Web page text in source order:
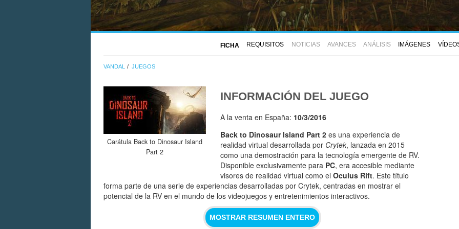
FICHA REQUISITOS NOTICIAS AVANCES ANÁLISIS IMÁGENES
VANDAL JUEGOS
Carátula Back to Dinosaur Island
Part 2
INFORMACIÓN DEL JUEGO
A la venta en España: 10/3/2016
Back to Dinosaur Island Part 2 es una experiencia de
realidad virtual desarrollada por Crytek, lanzada en 2015
como una demostración para la tecnología emergente de RV.
Disponible exclusivamente para PC, era accesible mediante
visores de realidad virtual como el Oculus Rift. Este título
forma parte de una serie de experiencias desarrolladas por Crytek, centradas en mostrar el
potencial de la RV en el mundo de los videojuegos y entretenimientos interactivos.
MOSTRAR RESUMEN ENTERO